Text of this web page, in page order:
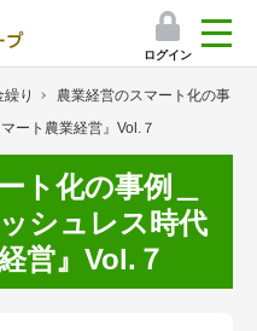
ログイン
検索
ス
ビスのご紹介
り
農業経営のスマート化の事
ート農業経営』Vol.７
ト化の事例＿
シュレス時代
営』Vol.７